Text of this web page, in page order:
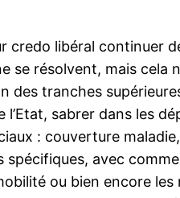
credo libéral continuer
se résolvent, mais
des tranches
sabrer dans les
: couverture
avec
ou bien encore